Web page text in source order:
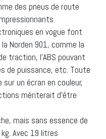
des pneus de route
en vogue font
Norden 901, comme la
traction, l’ABS pouvant
de puissance, etc. Toute
un écran en couleur,
mériterait d’être
mais sans essence de
Avec 19 litres